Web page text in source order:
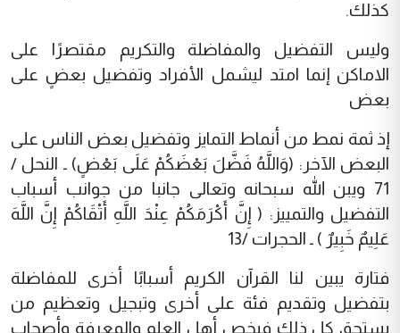
كذلك.
وليس التفضيل والمفاضلة والتكريم مقتصرًا على
الاماكن إنما امتد ليشمل الأفراد وتفضيل بعضٍ على
بعض
إذ ثمة نمط من أنماط التمايز وتفضيل بعض الناس على
البعض الآخر: (وَاللَّهُ فَضَّلَ بَعْضَكُمْ عَلَى بَعْضٍ) ـ النحل /
71 ويبن الله سبحانه وتعالى جانبا من جوانب أسباب
التفضيل والتمييز: ( إِنَّ أَكْرَمَكُمْ عِنْدَ اللَّهِ أَتْقَاكُمْ إِنَّ اللَّهَ
عَلِيمٌ خَبِيرٌ ) ـ الحجرات /13
فتارة يبين لنا القرآن الكريم أسبابًا أخرى للمفاضلة
بتفضيل وتقديم فئة على أخرى وتبجيل وتعظيم من
يستحق كل ذلك فيخص أهل العلم والمعرفة وأصحاب